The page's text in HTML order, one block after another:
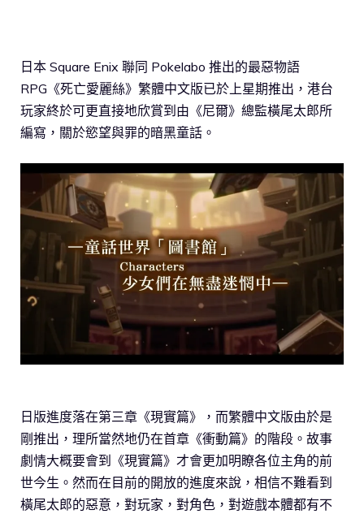
日本 Square Enix 聯同 Pokelabo 推出的最惡物語
RPG《死亡愛麗絲》繁體中文版已於上星期推出，港台
玩家終於可更直接地欣賞到由《尼爾》總監橫尾太郎所
編寫，關於慾望與罪的暗黑童話。
日版進度落在第三章《現實篇》，而繁體中文版由於是
剛推出，理所當然地仍在首章《衝動篇》的階段。故事
劇情大概要會到《現實篇》才會更加明瞭各位主角的前
世今生。然而在目前的開放的進度來說，相信不難看到
橫尾太郎的惡意，對玩家，對角色，對遊戲本體都有不